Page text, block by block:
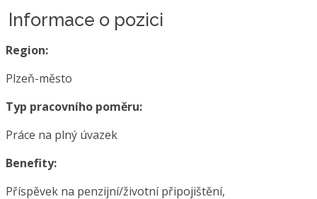
Informace o pozici
Region:
Plzeň-město
Typ pracovního poměru:
Práce na plný úvazek
Benefity:
Příspěvek na penzijní/životní připojištění,